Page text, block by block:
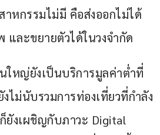
หกรรมไม่มี คือส่งออกไม่ได้
ละขยายตัวได้ในวงจำกัด
ใหญ่ยังเป็นบริการมูลค่าต่ำที่
ไม่นับรวมการท่องเที่ยวที่กำลัง
ยังเผชิญกับภาวะ Digital